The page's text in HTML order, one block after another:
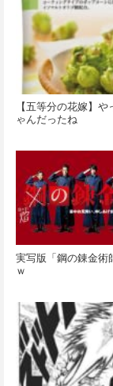
【五等分の花嫁】
ゃんだったね
実写版「鋼の錬金術
ｗ